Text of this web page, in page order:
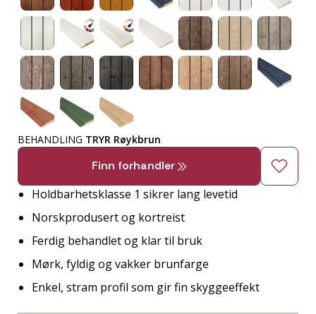
BEHANDLING TRYR Røykbrun
Finn forhandler
Holdbarhetsklasse 1 sikrer lang levetid
Norskprodusert og kortreist
Ferdig behandlet og klar til bruk
Mørk, fyldig og vakker brunfarge
Enkel, stram profil som gir fin skyggeeffekt